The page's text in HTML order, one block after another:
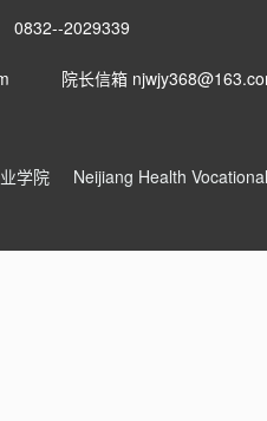
0832--2029339
院长信箱
业学院 Neijiang Health